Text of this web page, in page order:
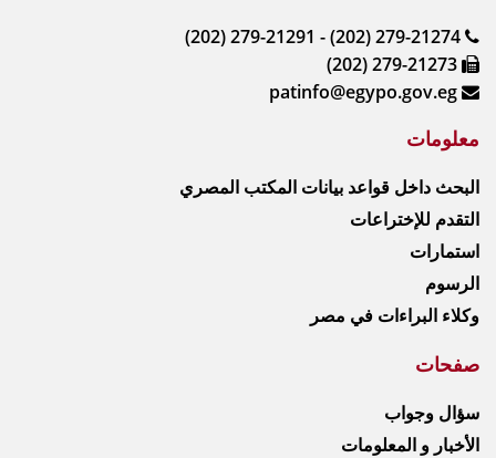
(202) 279-21291 - (202) 279-21274
(202) 279-21273
patinfo@egypo.gov.eg
معلومات
البحث داخل قواعد بيانات المكتب المصري
التقدم للإختراعات
استمارات
الرسوم
وكلاء البراءات في مصر
صفحات
سؤال وجواب
الأخبار و المعلومات